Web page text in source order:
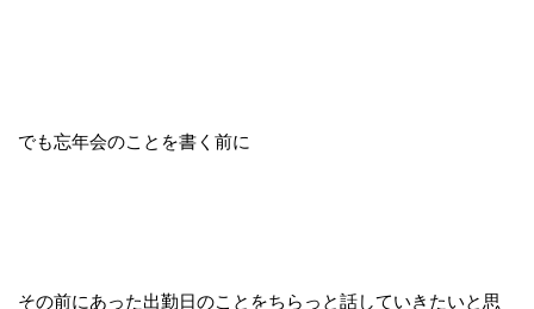
でも忘年会のことを書く前に
その前にあった出勤日のことをちらっと話していきたいと思